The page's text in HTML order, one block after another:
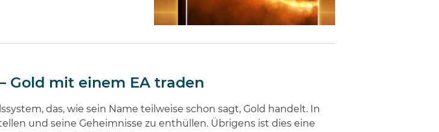
Gold mit einem EA traden
das, wie sein Name teilweise schon sagt, Gold handelt. In
und seine Geheimnisse zu enthüllen. Übrigens ist dies eine